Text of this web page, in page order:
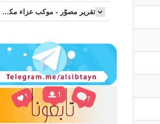
تقرير مصوّر - موكب عزاء مکتب سماحة اية الله السيد مرتضى الموسوي الاصفهاني في يوم إستشهاد السيدة فاطم...